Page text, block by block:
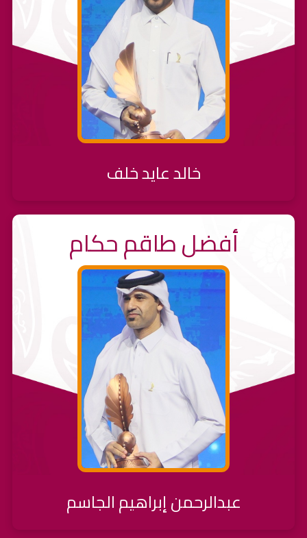
خالد عايد خلف
أفضل طاقم حكام
عبدالرحمن إبراهيم الجاسم